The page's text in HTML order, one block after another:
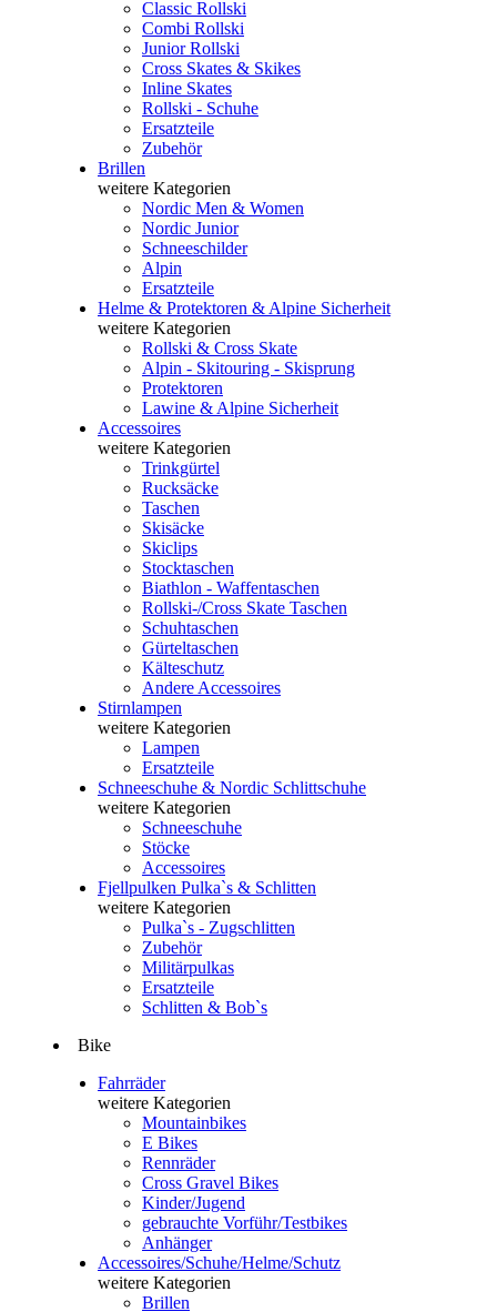
Classic Rollski
Combi Rollski
Junior Rollski
Cross Skates & Skikes
Inline Skates
Rollski - Schuhe
Ersatzteile
Zubehör
Brillen
weitere Kategorien
Nordic Men & Women
Nordic Junior
Schneeschilder
Alpin
Ersatzteile
Helme & Protektoren & Alpine Sicherheit
weitere Kategorien
Rollski & Cross Skate
Alpin - Skitouring - Skisprung
Protektoren
Lawine & Alpine Sicherheit
Accessoires
weitere Kategorien
Trinkgürtel
Rucksäcke
Taschen
Skisäcke
Skiclips
Stocktaschen
Biathlon - Waffentaschen
Rollski-/Cross Skate Taschen
Schuhtaschen
Gürteltaschen
Kälteschutz
Andere Accessoires
Stirnlampen
weitere Kategorien
Lampen
Ersatzteile
Schneeschuhe & Nordic Schlittschuhe
weitere Kategorien
Schneeschuhe
Stöcke
Accessoires
Fjellpulken Pulka`s & Schlitten
weitere Kategorien
Pulka`s - Zugschlitten
Zubehör
Militärpulkas
Ersatzteile
Schlitten & Bob`s
Bike
Fahrräder
weitere Kategorien
Mountainbikes
E Bikes
Rennräder
Cross Gravel Bikes
Kinder/Jugend
gebrauchte Vorführ/Testbikes
Anhänger
Accessoires/Schuhe/Helme/Schutz
weitere Kategorien
Brillen